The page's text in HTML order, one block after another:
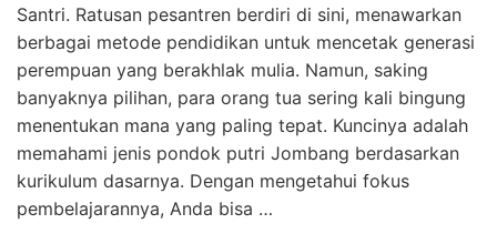
Santri. Ratusan pesantren berdiri di sini, menawarkan
berbagai metode pendidikan untuk mencetak generasi
perempuan yang berakhlak mulia. Namun, saking
banyaknya pilihan, para orang tua sering kali bingung
menentukan mana yang paling tepat. Kuncinya adalah
memahami jenis pondok putri Jombang berdasarkan
kurikulum dasarnya. Dengan mengetahui fokus
pembelajarannya, Anda bisa …